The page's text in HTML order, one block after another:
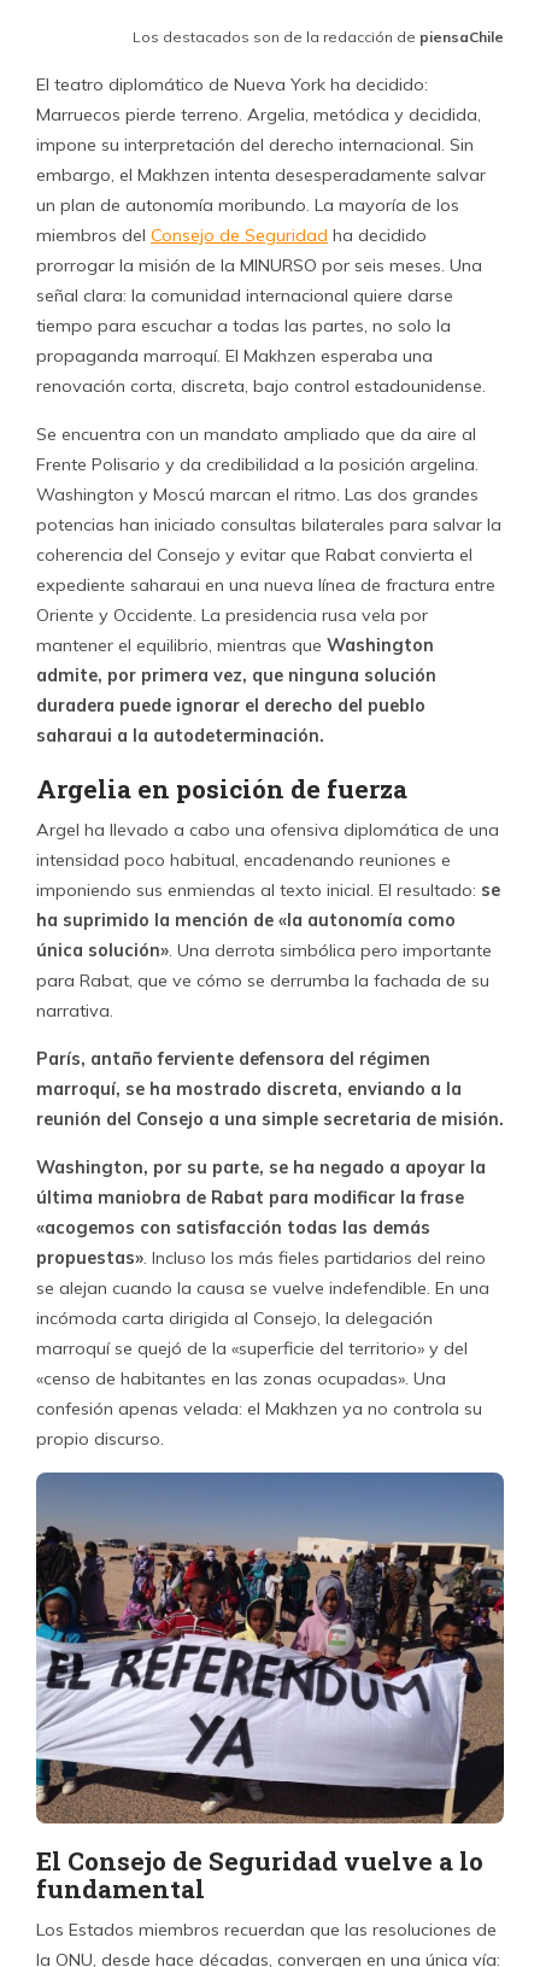
Los destacados son de la redacción de piensaChile
El teatro diplomático de Nueva York ha decidido:
Marruecos pierde terreno. Argelia, metódica y decidida,
impone su interpretación del derecho internacional. Sin
embargo, el Makhzen intenta desesperadamente salvar
un plan de autonomía moribundo. La mayoría de los
miembros del Consejo de Seguridad ha decidido
prorrogar la misión de la MINURSO por seis meses. Una
señal clara: la comunidad internacional quiere darse
tiempo para escuchar a todas las partes, no solo la
propaganda marroquí. El Makhzen esperaba una
renovación corta, discreta, bajo control estadounidense.
Se encuentra con un mandato ampliado que da aire al
Frente Polisario y da credibilidad a la posición argelina.
Washington y Moscú marcan el ritmo. Las dos grandes
potencias han iniciado consultas bilaterales para salvar la
coherencia del Consejo y evitar que Rabat convierta el
expediente saharaui en una nueva línea de fractura entre
Oriente y Occidente. La presidencia rusa vela por
mantener el equilibrio, mientras que Washington
admite, por primera vez, que ninguna solución
duradera puede ignorar el derecho del pueblo
saharaui a la autodeterminación.
Argelia en posición de fuerza
Argel ha llevado a cabo una ofensiva diplomática de una
intensidad poco habitual, encadenando reuniones e
imponiendo sus enmiendas al texto inicial. El resultado: se
ha suprimido la mención de «la autonomía como
única solución» . Una derrota simbólica pero importante
para Rabat, que ve cómo se derrumba la fachada de su
narrativa.
París, antaño ferviente defensora del régimen
marroquí, se ha mostrado discreta, enviando a la
reunión del Consejo a una simple secretaria de misión.
Washington, por su parte, se ha negado a apoyar la
última maniobra de Rabat para modificar la frase
«acogemos con satisfacción todas las demás
propuestas» . Incluso los más fieles partidarios del reino
se alejan cuando la causa se vuelve indefendible. En una
incómoda carta dirigida al Consejo, la delegación
marroquí se quejó de la «superficie del territorio» y del
«censo de habitantes en las zonas ocupadas». Una
confesión apenas velada: el Makhzen ya no controla su
propio discurso.
El Consejo de Seguridad vuelve a lo
fundamental
Los Estados miembros recuerdan que las resoluciones de
la ONU, desde hace décadas, convergen en una única vía: